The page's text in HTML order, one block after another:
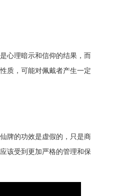
心理暗示和信仰的结果，而
质，可能对佩戴者产生一定
牌的功效是虚假的，只是商
该受到更加严格的管理和保